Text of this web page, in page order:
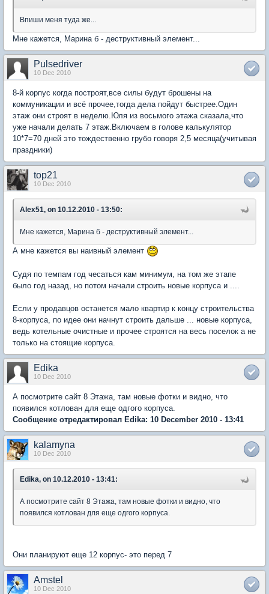
Впиши меня туда же...
Мне кажется, Марина б - деструктивный элемент...
Pulsedriver
10 Dec 2010
8-й корпус когда построят,все силы будут брошены на
коммуникации и всё прочее,тогда дела пойдут быстрее.Один
этаж они строят в неделю.Юля из восьмого этажа сказала,что
уже начали делать 7 этаж.Включаем в голове калькулятор
10*7=70 дней это тождественно грубо говоря 2,5 месяца(учитывая
праздники)
top21
10 Dec 2010
Alex51, on 10.12.2010 - 13:50:
Мне кажется, Марина б - деструктивный элемент...
А мне кажется вы наивный элемент
Судя по темпам год чесаться кам минимум, на том же этапе
было год назад, но потом начали строить новые корпуса и ....
Если у продавцов останется мало квартир к концу строительства
8-корпуса, по идее они начнут строить дальше ... новые корпуса,
ведь котельные очистные и прочее строятся на весь поселок а не
только на стоящие корпуса.
Edika
10 Dec 2010
А посмотрите сайт 8 Этажа, там новые фотки и видно, что
появился котлован для еще одгого корпуса.
Сообщение отредактировал Edika: 10 December 2010 - 13:41
kalamyna
10 Dec 2010
Edika, on 10.12.2010 - 13:41:
А посмотрите сайт 8 Этажа, там новые фотки и видно, что
появился котлован для еще одгого корпуса.
Они планируют еще 12 корпус- это перед 7
Amstel
10 Dec 2010